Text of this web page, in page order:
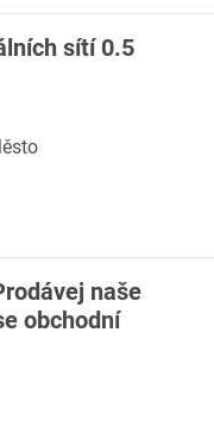
sítí 0.5
naše
obchodní